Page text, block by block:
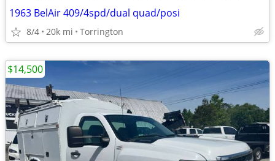
1963 BelAir 409/4spd/dual quad/posi
8/4 20k mi Torrington
$14,500